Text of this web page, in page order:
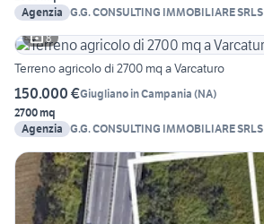
Agenzia G.G. CONSULTING IMMOBILIARE SRLS
8
Terreno agricolo di 2700 mq a Varcaturo
150.000 €Giugliano in Campania (NA)
2700 mq
Agenzia G.G. CONSULTING IMMOBILIARE SRLS